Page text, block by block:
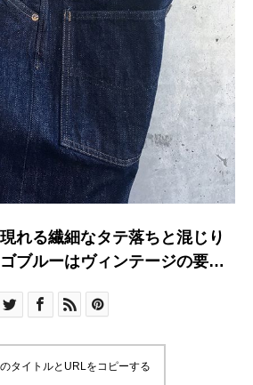
れる繊細なタテ落ちと混じり
ブルーはヴィンテージの要素
オリジナルデニム。．サ
．#MHL.#mens#womens
タイトルとURLをコピーする